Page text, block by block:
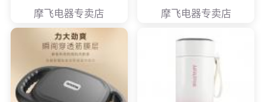
摩飞电器专卖店 摩飞电器专卖店